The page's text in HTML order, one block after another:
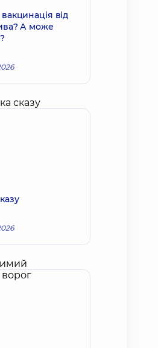
від
А може